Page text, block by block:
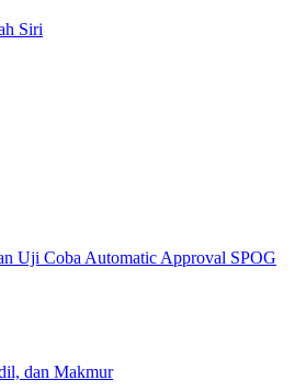
Siri
Uji Coba Automatic Approval SPOG
dan Makmur